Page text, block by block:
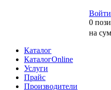
Войти
0
на
Каталог
КаталогOnline
Услуги
Прайс
Производители